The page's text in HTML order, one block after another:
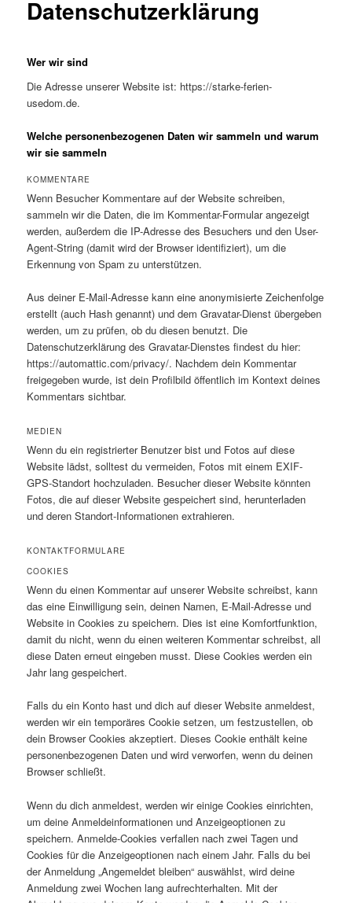
Datenschutzerklärung
Wer wir sind
Die Adresse unserer Website ist: https://starke-ferien-
usedom.de.
Welche personenbezogenen Daten wir sammeln und warum
wir sie sammeln
KOMMENTARE
Wenn Besucher Kommentare auf der Website schreiben,
sammeln wir die Daten, die im Kommentar-Formular angezeigt
werden, außerdem die IP-Adresse des Besuchers und den User-
Agent-String (damit wird der Browser identifiziert), um die
Erkennung von Spam zu unterstützen.
Aus deiner E-Mail-Adresse kann eine anonymisierte Zeichenfolge
erstellt (auch Hash genannt) und dem Gravatar-Dienst übergeben
werden, um zu prüfen, ob du diesen benutzt. Die
Datenschutzerklärung des Gravatar-Dienstes findest du hier:
https://automattic.com/privacy/. Nachdem dein Kommentar
freigegeben wurde, ist dein Profilbild öffentlich im Kontext deines
Kommentars sichtbar.
MEDIEN
Wenn du ein registrierter Benutzer bist und Fotos auf diese
Website lädst, solltest du vermeiden, Fotos mit einem EXIF-
GPS-Standort hochzuladen. Besucher dieser Website könnten
Fotos, die auf dieser Website gespeichert sind, herunterladen
und deren Standort-Informationen extrahieren.
KONTAKTFORMULARE
COOKIES
Wenn du einen Kommentar auf unserer Website schreibst, kann
das eine Einwilligung sein, deinen Namen, E-Mail-Adresse und
Website in Cookies zu speichern. Dies ist eine Komfortfunktion,
damit du nicht, wenn du einen weiteren Kommentar schreibst, all
diese Daten erneut eingeben musst. Diese Cookies werden ein
Jahr lang gespeichert.
Falls du ein Konto hast und dich auf dieser Website anmeldest,
werden wir ein temporäres Cookie setzen, um festzustellen, ob
dein Browser Cookies akzeptiert. Dieses Cookie enthält keine
personenbezogenen Daten und wird verworfen, wenn du deinen
Browser schließt.
Wenn du dich anmeldest, werden wir einige Cookies einrichten,
um deine Anmeldeinformationen und Anzeigeoptionen zu
speichern. Anmelde-Cookies verfallen nach zwei Tagen und
Cookies für die Anzeigeoptionen nach einem Jahr. Falls du bei
der Anmeldung „Angemeldet bleiben“ auswählst, wird deine
Anmeldung zwei Wochen lang aufrechterhalten. Mit der